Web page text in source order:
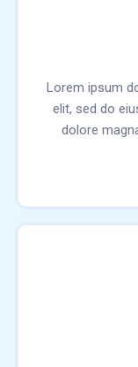
Lorem ipsum
elit, sed do
dolore